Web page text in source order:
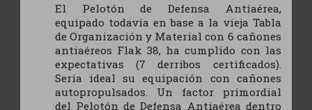
El Pelotón de Defensa Antiaérea,
equipado todavía en base a la vieja Tabla
de Organización y Material con 6 cañones
antiaéreos Flak 38, ha cumplido con las
expectativas (7 derribos certificados).
Sería ideal su equipación con cañones
autopropulsados. Un factor primordial
del Pelotón de Defensa Antiaérea dentro